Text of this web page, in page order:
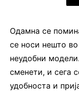
Одамна се
се носи нешто
неудобни
сменети, и сега
удобноста и